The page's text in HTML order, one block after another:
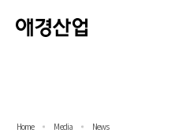
Home Media News